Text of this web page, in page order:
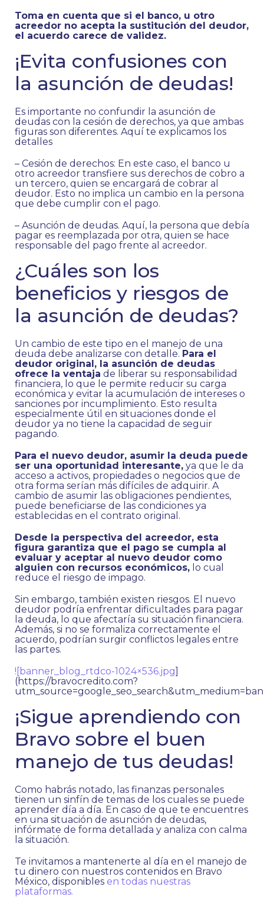
Toma en cuenta que si el banco, u otro
acreedor no acepta la sustitución del deudor,
el acuerdo carece de validez.
¡Evita confusiones con
la asunción de deudas!
Es importante no confundir la asunción de
deudas con la cesión de derechos, ya que ambas
figuras son diferentes. Aquí te explicamos los
detalles
– Cesión de derechos: En este caso, el banco u
otro acreedor transfiere sus derechos de cobro a
un tercero, quien se encargará de cobrar al
deudor. Esto no implica un cambio en la persona
que debe cumplir con el pago.
– Asunción de deudas. Aquí, la persona que debía
pagar es reemplazada por otra, quien se hace
responsable del pago frente al acreedor.
¿Cuáles son los
beneficios y riesgos de
la asunción de deudas?
Un cambio de este tipo en el manejo de una
deuda debe analizarse con detalle. Para el
deudor original, la asunción de deudas
ofrece la ventaja de liberar su responsabilidad
financiera, lo que le permite reducir su carga
económica y evitar la acumulación de intereses o
sanciones por incumplimiento. Esto resulta
especialmente útil en situaciones donde el
deudor ya no tiene la capacidad de seguir
pagando.
Para el nuevo deudor, asumir la deuda puede
ser una oportunidad interesante, ya que le da
acceso a activos, propiedades o negocios que de
otra forma serían más difíciles de adquirir. A
cambio de asumir las obligaciones pendientes,
puede beneficiarse de las condiciones ya
establecidas en el contrato original.
Desde la perspectiva del acreedor, esta
figura garantiza que el pago se cumpla al
evaluar y aceptar al nuevo deudor como
alguien con recursos económicos, lo cual
reduce el riesgo de impago.
Sin embargo, también existen riesgos. El nuevo
deudor podría enfrentar dificultades para pagar
la deuda, lo que afectaría su situación financiera.
Además, si no se formaliza correctamente el
acuerdo, podrían surgir conflictos legales entre
las partes.
![banner_blog_rtdco-1024×536.jpg]
(https://bravocredito.com?
¡Sigue aprendiendo con
Bravo sobre el buen
manejo de tus deudas!
Como habrás notado, las finanzas personales
tienen un sinfín de temas de los cuales se puede
aprender día a día. En caso de que te encuentres
en una situación de asunción de deudas,
infórmate de forma detallada y analiza con calma
la situación.
Te invitamos a mantenerte al día en el manejo de
tu dinero con nuestros contenidos en Bravo
México, disponibles en todas nuestras
plataformas.